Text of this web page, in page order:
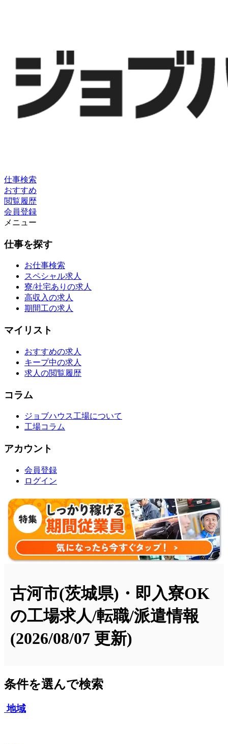
仕事検索
おすすめ
閲覧履歴
会員登録
メニュー
仕事を探す
お仕事検索
スペシャル求人
寮/社宅ありの求人
高収入の求人
期間工の求人
マイリスト
おすすめの求人
キープ中の求人
求人の閲覧履歴
コラム
ジョブハウス工場について
工場コラム
アカウント
会員登録
ログイン
古河市(茨城県)・即入寮OK
の工場求人/転職/派遣情報
(2026/08/07 更新)
条件を選んで検索
地域